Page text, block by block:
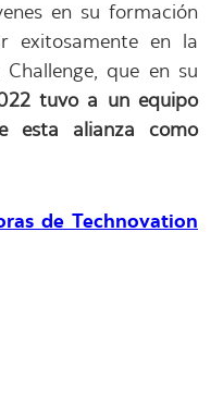
en su formación
exitosamente en la
que en su
tuvo a un equipo
esta alianza como
de Technovation